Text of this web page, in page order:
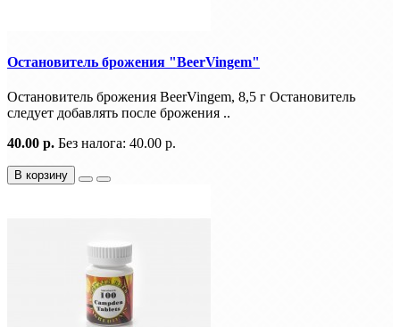
Остановитель брожения "BeerVingem"
Остановитель брожения BeerVingem, 8,5 г Остановитель
следует добавлять после брожения ..
40.00 р. Без налога: 40.00 р.
В корзину